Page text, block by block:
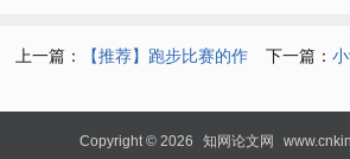
上一篇：
【推荐】跑步比赛的作
下一篇：
Copyright © 2026 知网论文网